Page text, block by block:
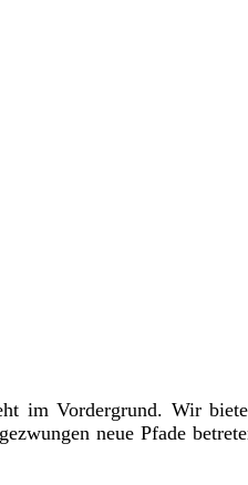
im Vordergrund. Wir
neue Pfade